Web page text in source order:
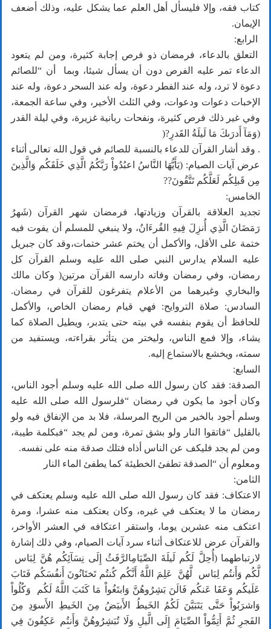
كتاب فقه، وإلا فليسأل أهل العلم عما يشكل عليه، وذلك أضعف
الإيمان.
الرابع:
التعلق بالدعاء، فرمضان ذو فرص إجابة كثيرة، ومن لم يتعود
الدعاء تمر عليه الفرص دون أن يسأل شيئا، وبما أن “للصائم
دعوة لا ترد، وله عند الفطر دعوة، وله عند السحر دعوة، وله عند
الإخبات دعوات ودعوات، وفي الثلث الأخير، وفي ساعة الجمعة،
وفي غير ذلك فرص كثيرة، ونفحات ربانية غزيرة، وفي ليلة القدر
(وَمَآ أَدرَىكَ مَا لَيلَةُ القَدرِ?(
. وقد أشار القرآن للدعاء بالنسبة للصائم في قول الله تعالى أثناء
عرض آيات الصيام: (يَأَيُّهَا النَّاسُ اعبُدُواْ رَبَّكُمُ الَّذِي خَلَقَكُم وَالَّذِينَ
مِن قَبلِكُم لَعَلَّكُم تَتَّقُونَ??
الخامس:
تجديد العلاقة بالقرآن وزيادتها، فرمضان شهر القرآن (شَهرُ
رَمَضَانَ الَّذِي أُنزِلَ فِيهِ القُرءَانُ، ولا ينبغي للمسلم أن يفوت فيه
ختمة على الأقل، والأكمل أن يختم عشر ختمات،وقد كان جبريل
عليه السلام يدارس النبي صلى الله عليه وسلم القرآن كل
رمضان، وفي رمضان وفاته دارسه القرآن مرتين( وكان مالك
والبخاري وغيرهما من الأعلام يتفرغون للقرآن في رمضان.
السادس: صلاة التروايح: فهي قيام رمضان الخاص، والأكمل
للحافظ أن يقوم بنفسه في بيته حتى يتدبر، ويطيل الصلاة كما
يشاء، وإلا فمع الناس، وليختر من يتأثر بقراءته، ويستفيد من
سمته، ويخشع بالاستماع إليه.
السابع:
الصدقة: فقد كان رسول الله صلى الله عليه وسلم أجود الناس،
وكان أجود ما يكون في رمضان “فلرسول الله صلى الله عليه
وسلم أجود بالخير من الريح المرسلة، فلا بد من الإنفاق فيه ولو
بالقليل “فاتقوا النار ولو بشق تمرة، ومن لم يجد “فبكلمة طيبة،
ومن لم يجد فليكف عن الناس أذاه فتلك صدقة منه على نفسه.
ومعلوم أن “الصدقة تطفئ الخطيئة كما يطفئ الماء النار
الثامن:
الاعتكاف: فقد كان رسول الله صلى الله عليه وسلم يعتكف في
رمضان ما لا يعتكف في غيره، وكان يعتكف منه عشرا، ومرة
اعتكف منه عشرين يوما، واستقر اعتكافه في العشر الأواخر،
والقرآن عرض للاعتكاف أثناء سرد آيات الصيام، وفي ذلك إشارة
لارتباطهما (أُحِلَّ لَكُم لَيلَةَ الصِّيَامِالرَّفَثُ إِلَى نِسَآئِكُم هُنَّ لِبَاس
لَّكُم وَأَنتُم لِبَاس لَّهُنَّ عَلِمَ اللَّهُ أَنَّكُم كُنتُم تَختَانُونَ أَنفُسَكُم فَتَابَ
عَلَيكُم وَعَفَا عَنكُم فَالَنَ بَشِرُوهُنَّ وَابتَغُواْ مَا كَتَبَ اللَّهُ لَكُم وَكُلُواْ
وَاشرَبُواْ حَتَّى يَتَبَيَّنَ لَكُمُ الخَيطُ الأَبيَضُ مِنَ الخَيطِ الأَسوَدِ مِنَ
الفَجرِ ثُمَّ أَتِمُّواْ الصِّيَامَ إِلَى الَّيلِ وَلَا تُبَشِرُوهُنَّ وَأَنتُم عَكِفُونَ فِي